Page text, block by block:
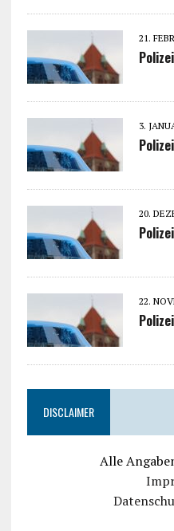
21.
3.
20.
22.
DISCLAIMER
Alle